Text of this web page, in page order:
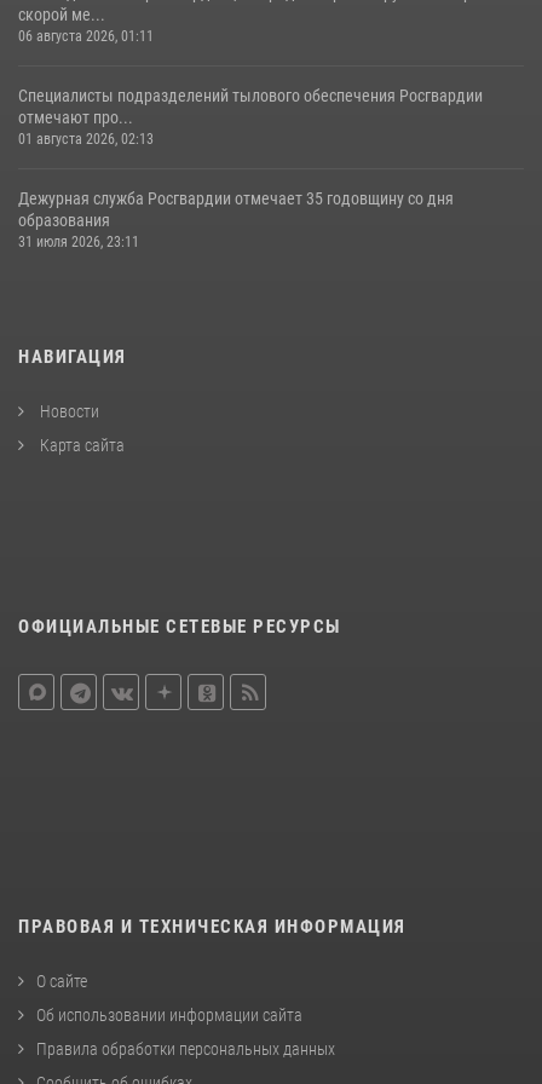
скорой ме...
06 августа 2026, 01:11
Специалисты подразделений тылового обеспечения Росгвардии
отмечают про...
01 августа 2026, 02:13
Дежурная служба Росгвардии отмечает 35 годовщину со дня
образования
31 июля 2026, 23:11
НАВИГАЦИЯ
Новости
Карта сайта
ОФИЦИАЛЬНЫЕ СЕТЕВЫЕ РЕСУРСЫ
ПРАВОВАЯ И ТЕХНИЧЕСКАЯ ИНФОРМАЦИЯ
О сайте
Об использовании информации сайта
Правила обработки персональных данных